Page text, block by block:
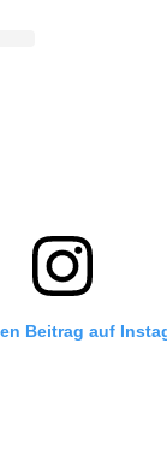
Beitrag auf